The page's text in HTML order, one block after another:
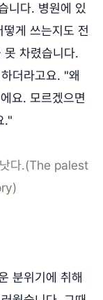
니다. 병원에 있
게 쓰는지도 전
못 차렸습니다.
더라고요. "왜
요. 모르겠으면
."
낫다.(The palest
분위기에 취해